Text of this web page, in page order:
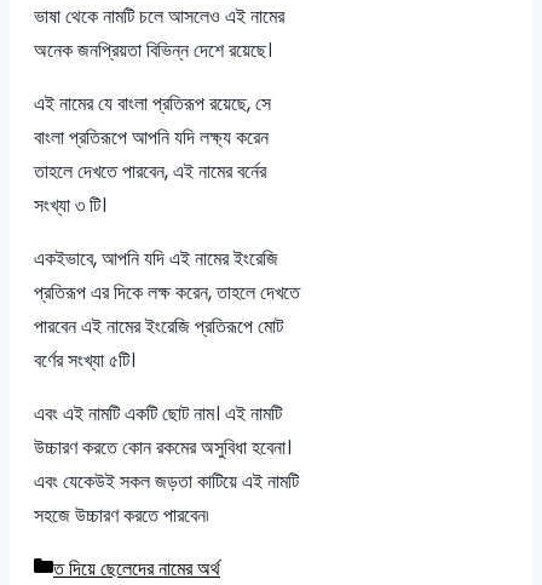
ভাষা থেকে নামটি চলে আসলেও এই নামের
অনেক জনপ্রিয়তা বিভিন্ন দেশে রয়েছে।
এই নামের যে বাংলা প্রতিরূপ রয়েছে, সে
বাংলা প্রতিরূপে আপনি যদি লক্ষ্য করেন
তাহলে দেখতে পারবেন, এই নামের বর্নের
সংখ্যা ৩ টি।
একইভাবে, আপনি যদি এই নামের ইংরেজি
প্রতিরূপ এর দিকে লক্ষ করেন, তাহলে দেখতে
পারবেন এই নামের ইংরেজি প্রতিরূপে মোট
বর্ণের সংখ্যা ৫টি।
এবং এই নামটি একটি ছোট নাম। এই নামটি
উচ্চারণ করতে কোন রকমের অসুবিধা হবেনা।
এবং যেকেউই সকল জড়তা কাটিয়ে এই নামটি
সহজে উচ্চারণ করতে পারবেন৷
Categories
ত দিয়ে ছেলেদের নামের অর্থ